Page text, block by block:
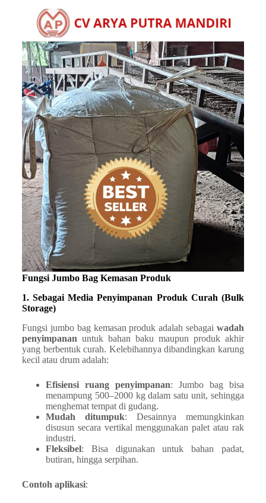
Fungsi Jumbo Bag Kemasan Produk
1. Sebagai Media Penyimpanan Produk Curah (Bulk
Storage)
Fungsi jumbo bag kemasan produk adalah sebagaiwadah
penyimpanan untuk bahan baku maupun produk akhir
yang berbentuk curah. Kelebihannya dibandingkan karung
kecil atau drum adalah:
Efisiensi ruang penyimpanan: Jumbo bag bisa
menampung 500–2000 kg dalam satu unit, sehingga
menghemat tempat di gudang.
Mudah ditumpuk: Desainnya memungkinkan
disusun secara vertikal menggunakan palet atau rak
industri.
Fleksibel: Bisa digunakan untuk bahan padat,
butiran, hingga serpihan.
Contoh aplikasi: